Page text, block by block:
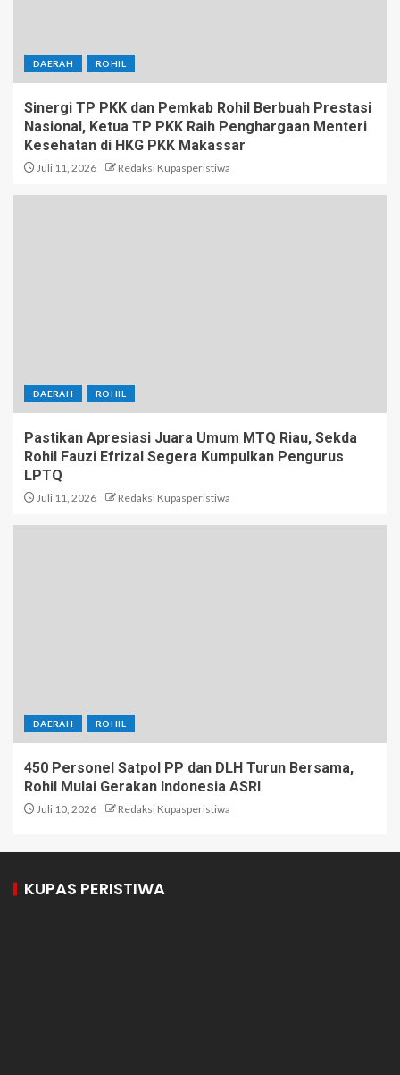
DAERAH ROHIL
Sinergi TP PKK dan Pemkab Rohil Berbuah Prestasi
Nasional, Ketua TP PKK Raih Penghargaan Menteri
Kesehatan di HKG PKK Makassar
Juli 11, 2026 Redaksi Kupasperistiwa
DAERAH ROHIL
Pastikan Apresiasi Juara Umum MTQ Riau, Sekda
Rohil Fauzi Efrizal Segera Kumpulkan Pengurus
LPTQ
Juli 11, 2026 Redaksi Kupasperistiwa
DAERAH ROHIL
450 Personel Satpol PP dan DLH Turun Bersama,
Rohil Mulai Gerakan Indonesia ASRI
Juli 10, 2026 Redaksi Kupasperistiwa
KUPAS PERISTIWA